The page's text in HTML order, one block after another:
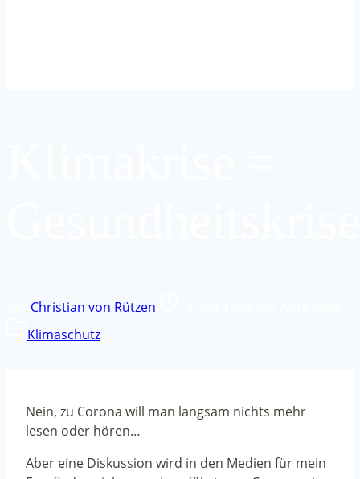
Christian von Rützen
Klimaschutz
Nein, zu Corona will man langsam nichts mehr
lesen oder hören…
Aber eine Diskussion wird in den Medien für mein